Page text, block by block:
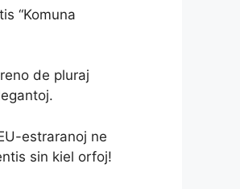
“Komuna
de pluraj
estraranoj ne
sin kiel orfoj!